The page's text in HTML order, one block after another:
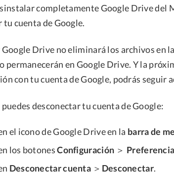
completamente Google Drive del
tu cuenta de Google.
Drive no eliminará los archivos en
permanecerán en Google Drive. Y la
con tu cuenta de Google, podrás seguir
puedes desconectar tu cuenta de Google:
el icono de Google Drive en la barra de
los botonesConfiguración ＞
Desconectar cuenta ＞ Desconectar.